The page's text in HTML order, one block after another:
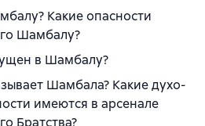
Какие опасности
Шамбалу?
в Шамбалу?
Шамбала? Какие духо-
имеются в арсенале
Братства?